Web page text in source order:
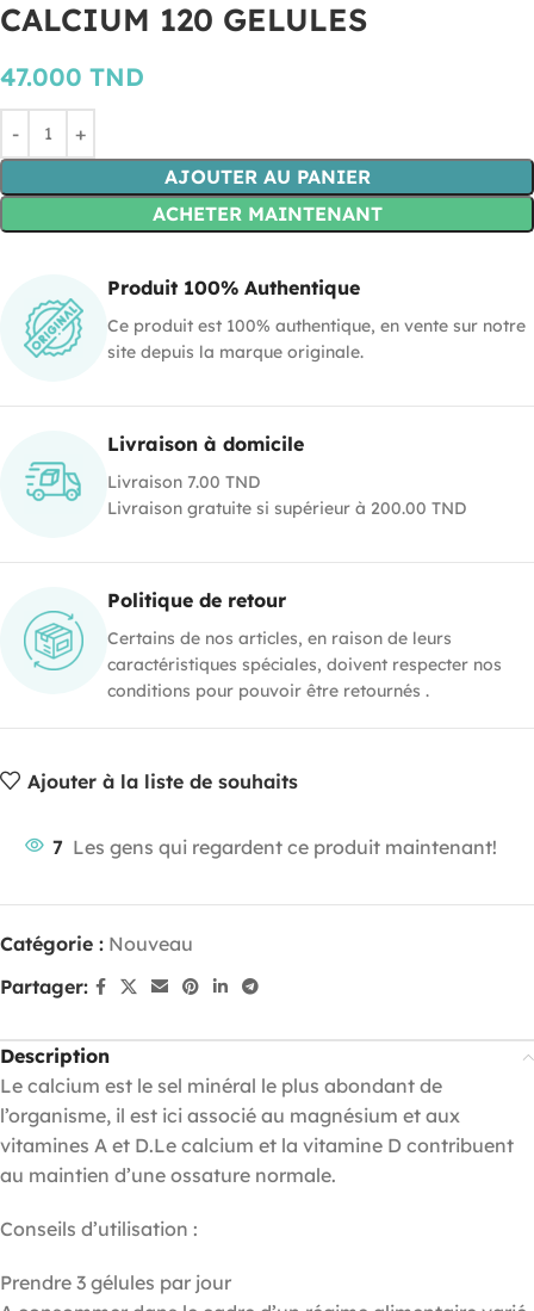
CALCIUM 120 GELULES
47.000 TND
AJOUTER AU PANIER
ACHETER MAINTENANT
Produit 100% Authentique
Ce produit est 100% authentique, en vente sur notre
site depuis la marque originale.
Livraison à domicile
Livraison 7.00 TND
Livraison gratuite si supérieur à 200.00 TND
Politique de retour
Certains de nos articles, en raison de leurs
caractéristiques spéciales, doivent respecter nos
conditions pour pouvoir être retournés .
Ajouter à la liste de souhaits
7 Les gens qui regardent ce produit maintenant!
Catégorie : Nouveau
Partager:
Description
Le calcium est le sel minéral le plus abondant de
l’organisme, il est ici associé au magnésium et aux
vitamines A et D.Le calcium et la vitamine D contribuent
au maintien d’une ossature normale.
Conseils d’utilisation :
Prendre 3 gélules par jour